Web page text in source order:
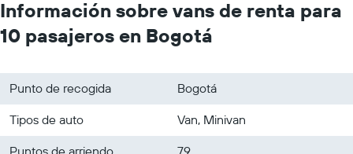
Información sobre vans de renta para
10 pasajeros en Bogotá
Punto de recogida
Bogotá
Tipos de auto
Van, Minivan
Puntos de arriendo
79